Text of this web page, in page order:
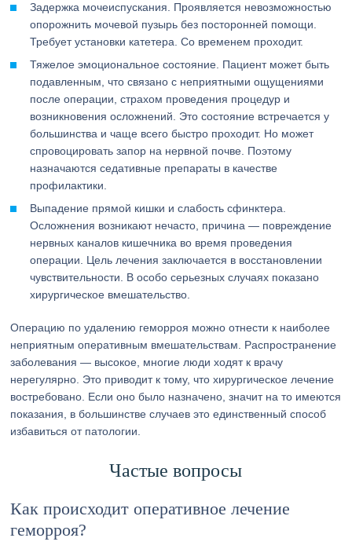
Задержка мочеиспускания. Проявляется невозможностью
опорожнить мочевой пузырь без посторонней помощи.
Требует установки катетера. Со временем проходит.
Тяжелое эмоциональное состояние. Пациент может быть
подавленным, что связано с неприятными ощущениями
после операции, страхом проведения процедур и
возникновения осложнений. Это состояние встречается у
большинства и чаще всего быстро проходит. Но может
спровоцировать запор на нервной почве. Поэтому
назначаются седативные препараты в качестве
профилактики.
Выпадение прямой кишки и слабость сфинктера.
Осложнения возникают нечасто, причина — повреждение
нервных каналов кишечника во время проведения
операции. Цель лечения заключается в восстановлении
чувствительности. В особо серьезных случаях показано
хирургическое вмешательство.
Операцию по удалению геморроя можно отнести к наиболее
неприятным оперативным вмешательствам. Распространение
заболевания — высокое, многие люди ходят к врачу
нерегулярно. Это приводит к тому, что хирургическое лечение
востребовано. Если оно было назначено, значит на то имеются
показания, в большинстве случаев это единственный способ
избавиться от патологии.
Частые вопросы
Как происходит оперативное лечение
геморроя?